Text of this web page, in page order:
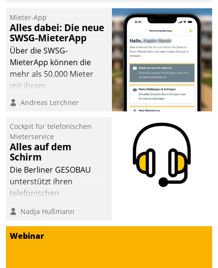
Mieter-App
Alles dabei: Die neue
SWSG-MieterApp
Über die SWSG-
MieterApp können die
mehr als 50.000 Mieter
mit ihrem
Wohnungsunternehmen
kommunizieren, auf dem
einsehen und ändern
oder
Schadensmeldungen
abgeben – rund um die
Uhr.
Andreas Lerchner
Cockpit für telefonischen
Mieterservice
Alles auf dem
Schirm
Die Berliner GESOBAU
unterstützt ihren
telefonischen
digitalen Cockpit, das
situationsbezogen
passende Fragen und
Nadja Hußmann
Webinar